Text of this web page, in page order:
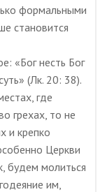
формальными
становится
«Бог несть Бог
(Лк. 20: 38).
где
грехах, то не
и крепко
Церкви
будем молиться
им,